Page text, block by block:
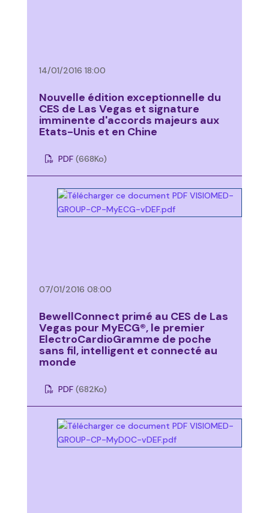
14/01/2016 18:00
Nouvelle édition exceptionnelle du
CES de Las Vegas et signature
imminente d'accords majeurs aux
Etats-Unis et en Chine
PDF (668Ko)
07/01/2016 08:00
BewellConnect primé au CES de Las
Vegas pour MyECG®, le premier
ElectroCardioGramme de poche
sans fil, intelligent et connecté au
monde
PDF (682Ko)